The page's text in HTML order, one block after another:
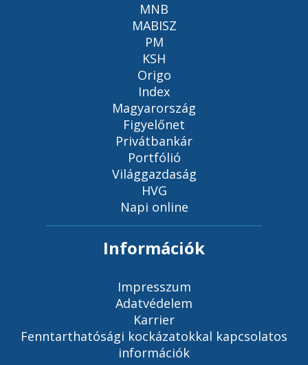
MNB
MABISZ
PM
KSH
Origo
Index
Magyarország
Figyelőnet
Privátbankár
Portfólió
Világgazdaság
HVG
Napi online
Információk
Impresszum
Adatvédelem
Karrier
Fenntarthatósági kockázatokkal kapcsolatos
információk